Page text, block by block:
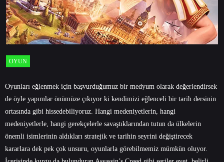
OYUN
Oyunları eğlenmek için başvurduğumuz bir medyum olarak değerlendirsek
de öyle yapımlar önümüze çıkıyor ki kendimizi eğlenceli bir tarih dersinin
ortasında gibi hissedebiliyoruz. Hangi medeniyetlerin, hangi
medeniyetlerle, hangi gerekçelerle savaştıklarından tutun da ülkelerin
önemli isimlerinin aldıkları stratejik ve tarihin seyrini değiştirecek
kararlara dek pek çok unsuru, oyunlarla görebilmemiz mümkün oluyor.